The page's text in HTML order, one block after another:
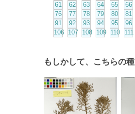
61
62 63 64 65 66
76
77 78 79 80 81
91
92 93 94 95 96
106
107 108 109 110 111
もしかして、こちらの